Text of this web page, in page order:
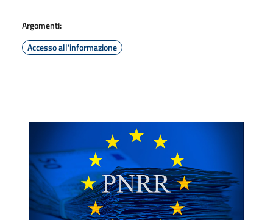
Argomenti:
Accesso all'informazione